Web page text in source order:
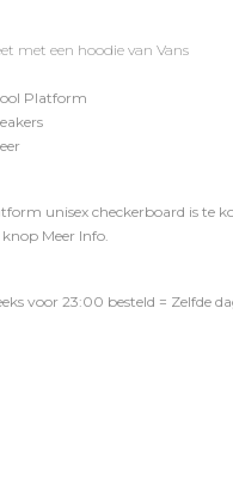
met een hoodie van Vans
Platform
unisex checkerboard is te
knop Meer Info.
voor 23:00 besteld = Zelfde